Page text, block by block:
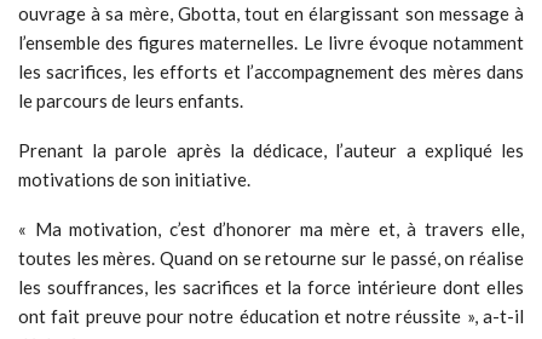
ouvrage à sa mère, Gbotta, tout en élargissant son message à
l’ensemble des figures maternelles. Le livre évoque notamment
les sacrifices, les efforts et l’accompagnement des mères dans
le parcours de leurs enfants.
Prenant la parole après la dédicace, l’auteur a expliqué les
motivations de son initiative.
« Ma motivation, c’est d’honorer ma mère et, à travers elle,
toutes les mères. Quand on se retourne sur le passé, on réalise
les souffrances, les sacrifices et la force intérieure dont elles
ont fait preuve pour notre éducation et notre réussite », a-t-il